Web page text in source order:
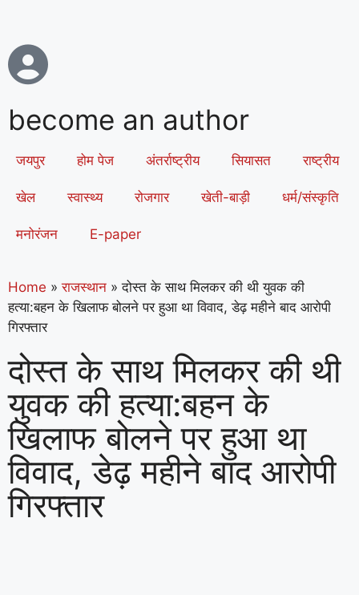
become an author
जयपुर होम पेज अंतर्राष्ट्रीय सियासत राष्ट्रीय
खेल स्वास्थ्य रोजगार खेती-बाड़ी धर्म/संस्कृति
मनोरंजन E-paper
Home » राजस्थान » दोस्त के साथ मिलकर की थी युवक की
हत्या:बहन के खिलाफ बोलने पर हुआ था विवाद, डेढ़ महीने बाद आरोपी
गिरफ्तार
दोस्त के साथ मिलकर की थी
युवक की हत्या:बहन के
खिलाफ बोलने पर हुआ था
विवाद, डेढ़ महीने बाद आरोपी
गिरफ्तार